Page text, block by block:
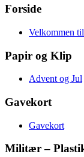
Forside
Velkommen
Papir og Klip
Advent og Jul
Gavekort
Gavekort
Militær –